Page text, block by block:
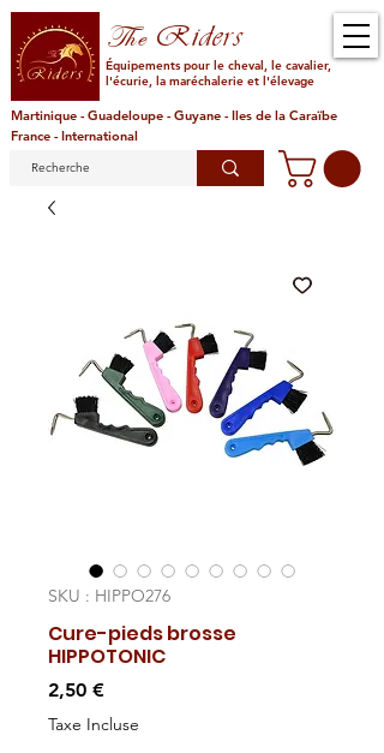
TheRiders
Équipements pour le cheval, le cavalier,
l'écurie, la maréchalerie et l'élevage
Martinique - Guadeloupe - Guyane - Iles de la Caraïbe
France - International
SKU : HIPPO276
Cure-pieds brosse
HIPPOTONIC
2,50 €Prix
Taxe Incluse